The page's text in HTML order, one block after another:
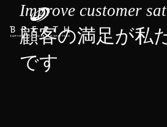
Improve customer
顧客の満足が私
です